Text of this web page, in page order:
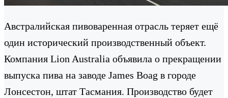
Австралийская пивоваренная отрасль теряет ещё
один исторический производственный объект.
Компания Lion Australia объявила о прекращении
выпуска пива на заводе James Boag в городе
Лонсестон, штат Тасмания. Производство будет